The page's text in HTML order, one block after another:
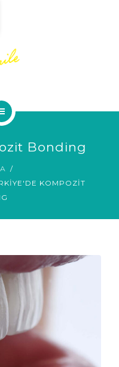
Bonding
KOMPOZIT